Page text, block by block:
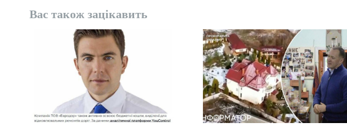
в
Вас також зацікавить